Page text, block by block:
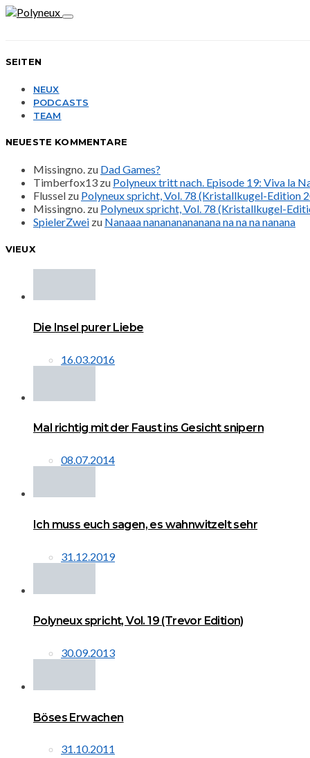
SEITEN
NEUX
PODCASTS
TEAM
NEUESTE KOMMENTARE
Missingno. zu Dad Games?
Timberfox13 zu Polyneux tritt nach. Episode 19: Viva la
Flussel zu Polyneux spricht, Vol. 78 (Kristallkugel-Edition
Missingno. zu Polyneux spricht, Vol. 78 (Kristallkugel-
SpielerZwei zu Nanaaa nanananananana na na na nanana
VIEUX
Die Insel purer Liebe
16.03.2016
Mal richtig mit der Faust ins Gesicht snipern
08.07.2014
Ich muss euch sagen, es wahnwitzelt sehr
31.12.2019
Polyneux spricht, Vol. 19 (Trevor Edition)
30.09.2013
Böses Erwachen
31.10.2011